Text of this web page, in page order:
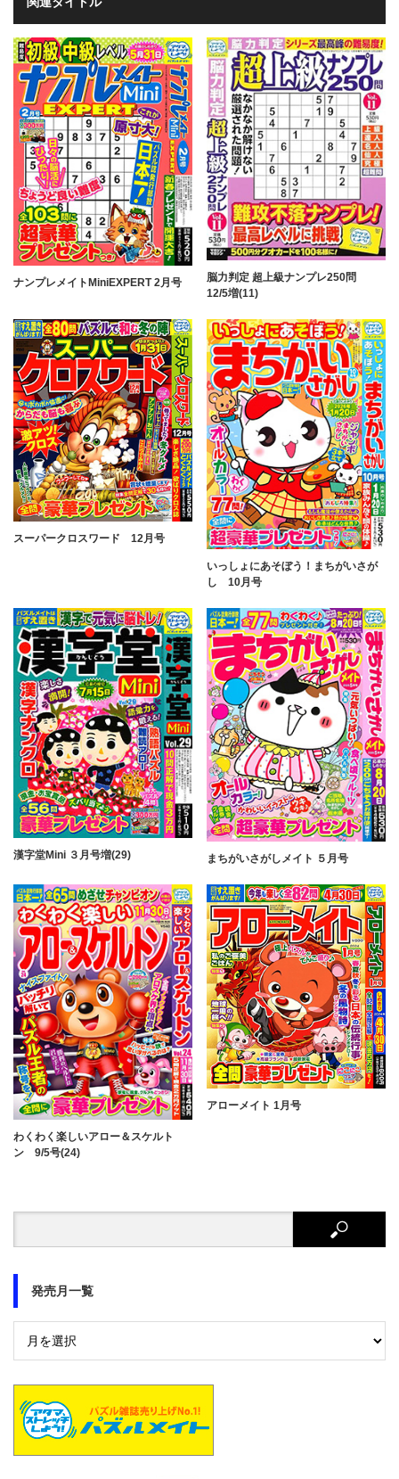
ナンプレメイトMiniEXPERT 2月号
脳力判定 超上級ナンプレ250問
12/5増(11)
スーパークロスワード 12月号
いっしょにあそぼう！まちがいさが
し 10月号
漢字堂Mini ３月号増(29) まちがいさがしメイト ５月号
わくわく楽しいアロー＆スケルト
ン 9/5号(24)
アローメイト 1月号
発売月一覧